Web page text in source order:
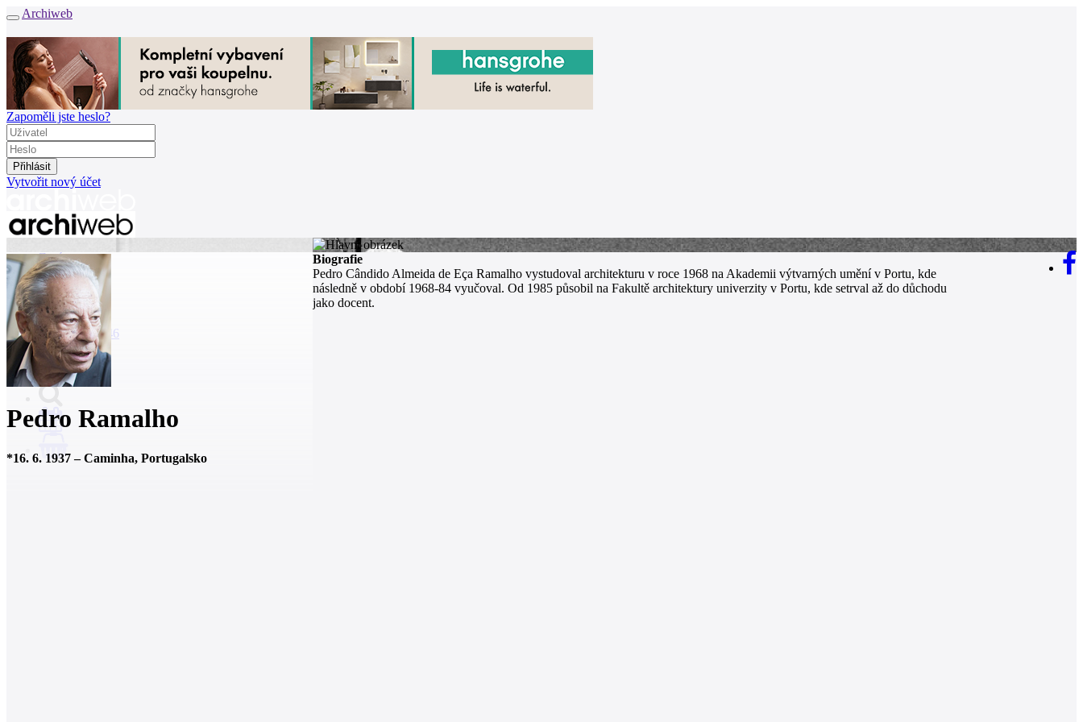
Archiweb
Zapoměli jste heslo?
Vytvořit nový účet
Zprávy
Architekti
Stavby
Katalog
E-shop
Burza práce146
0
Pedro Ramalho
*16. 6. 1937–Caminha, Portugalsko
Biografie
Pedro Cândido Almeida de Eça Ramalho vystudoval architekturu v roce 1968 na Akademii výtvarných umění v Portu, kde
následně v období 1968-84 vyučoval. Od 1985 působil na Fakultě architektury univerzity v Portu, kde setrval až do důchodu
jako docent.